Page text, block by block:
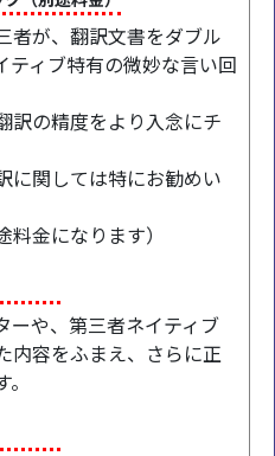
者が、翻訳文書をダブル
ティブ特有の微妙な言い回
訳の精度をより入念にチ
に関しては特にお勧めい
金になります）
や、第三者ネイティブ
内容をふまえ、さらに正
。